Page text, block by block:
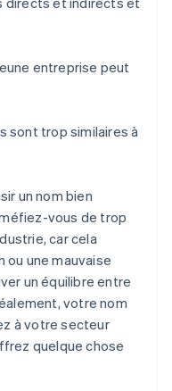
entreprise peut
sont trop similaires à
un nom bien
vous de trop
car cela
ou une mauvaise
un équilibre entre
votre nom
à votre secteur
quelque chose